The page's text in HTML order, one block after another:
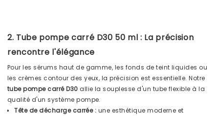
2. Tube pompe carré D30 50 ml : La précision
rencontre l'élégance
Pour les sérums haut de gamme, les fonds de teint liquides ou
les crèmes contour des yeux, la précision est essentielle. Notre
tube pompe carré D30 allie la souplesse d'un tube flexible à la
qualité d'un système pompe.
Tête de décharge carrée : une esthétique moderne et